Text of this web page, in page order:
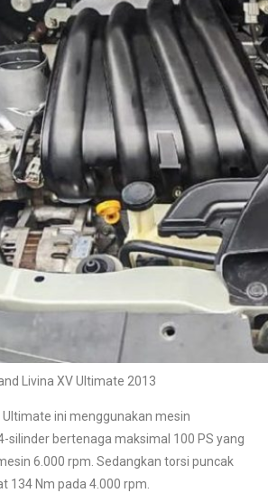
Livina XV Ultimate 2013
Ultimate ini menggunakan mesin
silinder bertenaga maksimal 100 PS yang
6.000 rpm. Sedangkan torsi puncak
134 Nm pada 4.000 rpm.